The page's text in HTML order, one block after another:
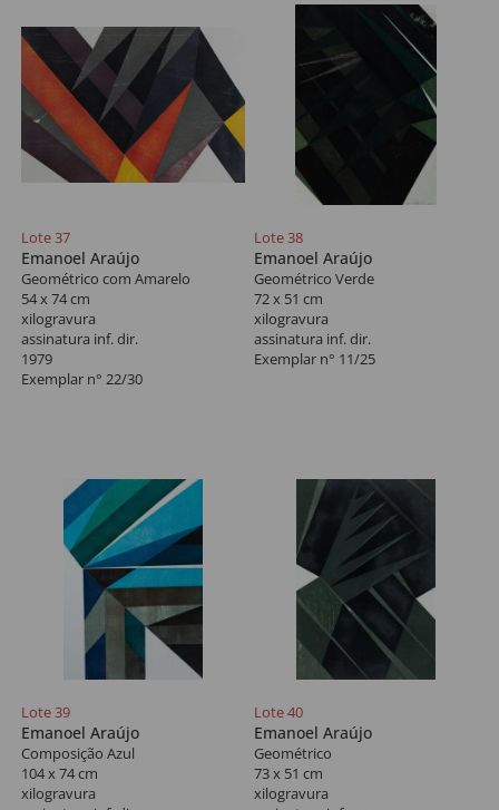
Lote 37
Emanoel Araújo
Geométrico com Amarelo
54 x 74 cm
xilogravura
assinatura inf. dir.
1979
Exemplar n° 22/30
Lote 38
Emanoel Araújo
Geométrico Verde
72 x 51 cm
xilogravura
assinatura inf. dir.
Exemplar n° 11/25
Lote 39
Emanoel Araújo
Composição Azul
104 x 74 cm
xilogravura
Lote 40
Emanoel Araújo
Geométrico
73 x 51 cm
xilogravura